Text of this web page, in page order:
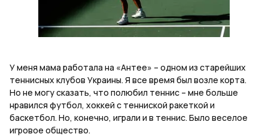
У меня мама работала на «Антее» – одном из старейших
теннисных клубов Украины. Я все время был возле корта.
Но не могу сказать, что полюбил теннис – мне больше
нравился футбол, хоккей с тенниской ракеткой и
баскетбол. Но, конечно, играли и в теннис. Было веселое
игровое общество.